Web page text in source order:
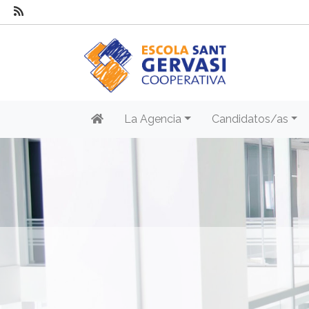
La Agencia Candidatos/as